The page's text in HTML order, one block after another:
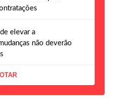
elevar a
não deverão